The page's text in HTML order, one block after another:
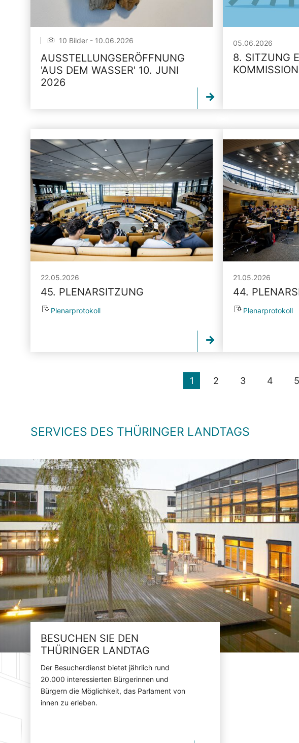
10 Bilder - 10.06.2026
AUSSTELLUNGSERÖFFNUNG
'AUS DEM WASSER' 10. JUNI
2026
05.06.2026
8. SITZUNG
22.05.2026
45. PLENARSITZUNG
Plenarprotokoll
21.05.2026
44.
Plenarprotokoll
1 2 3 4 5
SERVICES DES THÜRINGER LANDTAGS
BESUCHEN SIE DEN
THÜRINGER LANDTAG
Der Besucherdienst bietet jährlich rund
20.000 interessierten Bürgerinnen und
Bürgern die Möglichkeit, das Parlament von
innen zu erleben.